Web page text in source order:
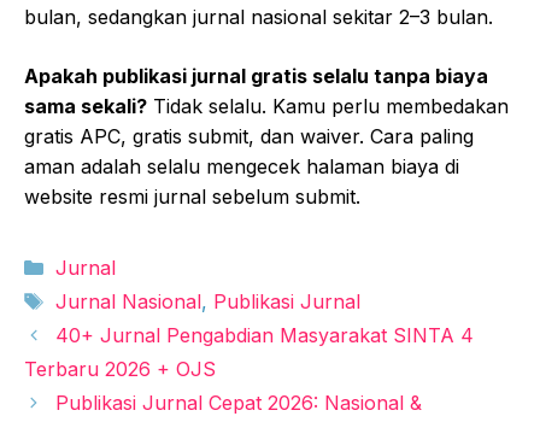
bulan, sedangkan jurnal nasional sekitar 2–3 bulan.
Apakah publikasi jurnal gratis selalu tanpa biaya
sama sekali? Tidak selalu. Kamu perlu membedakan
gratis APC, gratis submit, dan waiver. Cara paling
aman adalah selalu mengecek halaman biaya di
website resmi jurnal sebelum submit.
Kategori
Jurnal
Tag
Jurnal Nasional, Publikasi Jurnal
40+ Jurnal Pengabdian Masyarakat SINTA 4
Terbaru 2026 + OJS
Publikasi Jurnal Cepat 2026: Nasional &